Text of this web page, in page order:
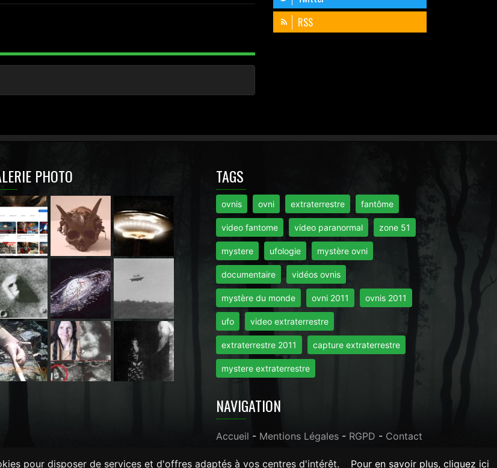
pour disposer de services et d'offres adaptés à vos centres d'intérêt. Pour en savoir plus, cliquez ici
RSS
PHOTO TAGS
ovnis ovni extraterrestre fantôme
video fantome video paranormal zone 51
mystere ufologie mystère ovni
documentaire vidéos ovnis
mystère du monde ovni 2011 ovnis 2011
ufo video extraterrestre
extraterrestre 2011 capture extraterrestre
mystere extraterrestre
NAVIGATION
Accueil - Mentions Légales - RGPD - Contact